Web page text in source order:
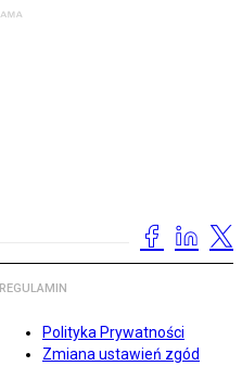
REGULAMIN
Polityka Prywatności
Zmiana ustawień zgód